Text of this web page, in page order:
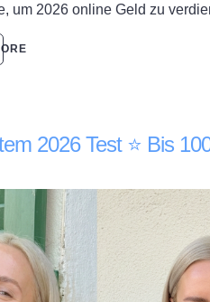
um 2026 online Geld zu
2026 Test ⭐️ Bis